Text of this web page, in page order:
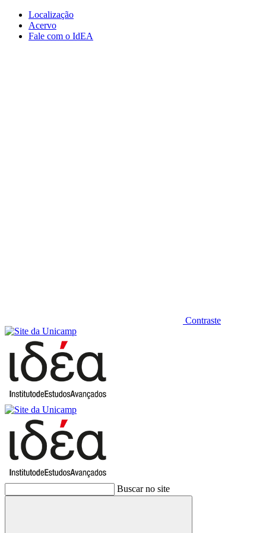
Conteúdo principal
Localização
Acervo
Fale com o IdEA
Contraste
Buscar no site